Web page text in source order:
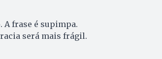
A frase é supimpa.
será mais frágil.